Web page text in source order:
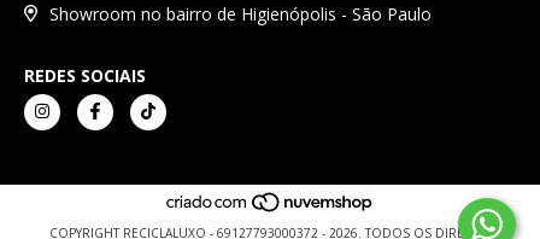
Showroom no bairro de Higienópolis - São Paulo
REDES SOCIAIS
COPYRIGHT RECICLALUXO - 69127793000372 - 2026. TODOS OS DIREITOS